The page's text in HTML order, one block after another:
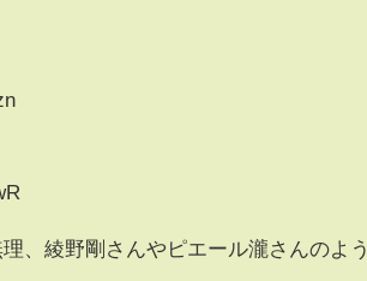
、綾野剛さんやピエール瀧さんのよう